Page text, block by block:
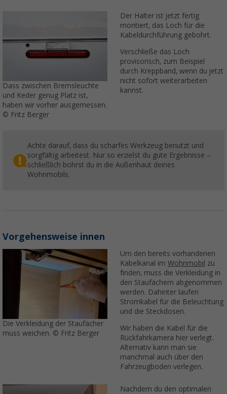
Dass zwischen Bremsleuchte
und Keder genug Platz ist,
haben wir vorher ausgemessen.
© Fritz Berger
Der Halter ist jetzt fertig
montiert, das Loch für die
Kabeldurchführung gebohrt.
Verschließe das Loch
provisorisch, zum Beispiel
durch Kreppband, wenn du jetzt
nicht sofort weiterarbeiten
kannst.
Achte darauf, dass du scharfes Werkzeug benutzt und
sorgfältig arbeitest. Nur so erzielst du gute Ergebnisse –
schließlich bohrst du in die Außenhaut deines
Wohnmobils.
Vorgehensweise innen
Die Verkleidung der Staufächer
muss weichen. © Fritz Berger
Um den bereits vorhandenen
Kabelkanal im Wohnmobil zu
finden, muss die Verkleidung in
den Staufächern abgenommen
werden. Dahinter laufen
Stromkabel für die Beleuchtung
und die Steckdosen.
Wir haben die Kabel für die
Rückfahrkamera hier verlegt.
Alternativ kann man sie
manchmal auch über den
Fahrzeugboden verlegen.
Nachdem du den optimalen